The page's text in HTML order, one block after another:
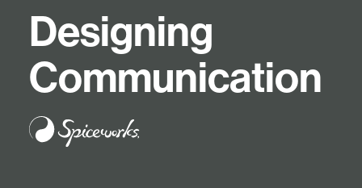
Designing
Communication